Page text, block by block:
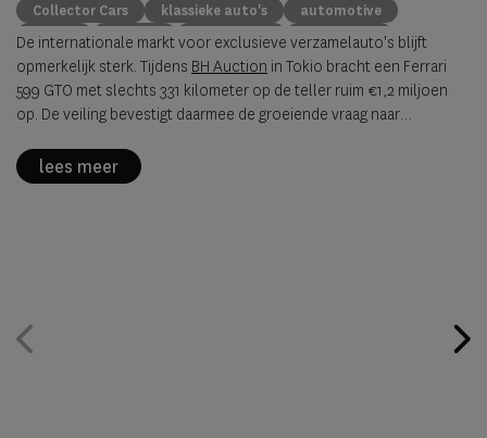
Collector Cars klassieke auto's
automotive
Ferrari
Porsche Alfa Romeo BH Auction
De internationale markt voor exclusieve verzamelauto's blijft
opmerkelijk sterk. Tijdens BH Auction in Tokio bracht een Ferrari
599 GTO met slechts 331 kilometer op de teller ruim €1,2 miljoen
op. De veiling bevestigt daarmee de groeiende vraag naar
tweeduizend.
lees meer